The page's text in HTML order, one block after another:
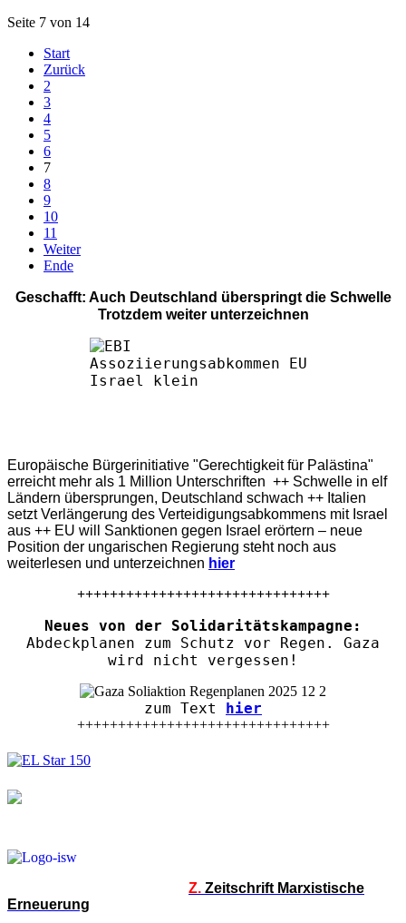
Seite 7 von 14
Start
Zurück
2
3
4
5
6
7
8
9
10
11
Weiter
Ende
Geschafft: Auch Deutschland überspringt die Schwelle
Trotzdem weiter unterzeichnen
Europäische Bürgerinitiative "Gerechtigkeit für Palästina"
erreicht mehr als 1 Million Unterschriften ++ Schwelle in elf
Ländern übersprungen, Deutschland schwach ++ Italien
setzt Verlängerung des Verteidigungsabkommens mit Israel
aus ++ EU will Sanktionen gegen Israel erörtern – neue
Position der ungarischen Regierung steht noch aus
weiterlesen und unterzeichnen hier
+++++++++++++++++++++++++++++++
Neues von der Solidaritätskampagne:
Abdeckplanen zum Schutz vor Regen. Gaza
wird nicht vergessen!
zum Text hier
+++++++++++++++++++++++++++++++
Z. Zeitschrift Marxistische
Erneuerung